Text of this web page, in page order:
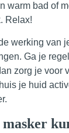
warm bad of
Relax!
werking van
. Ga je
zorg je voor
je huid